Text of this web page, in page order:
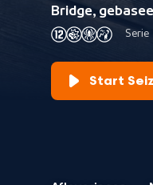
Bridge,
Serie
Start